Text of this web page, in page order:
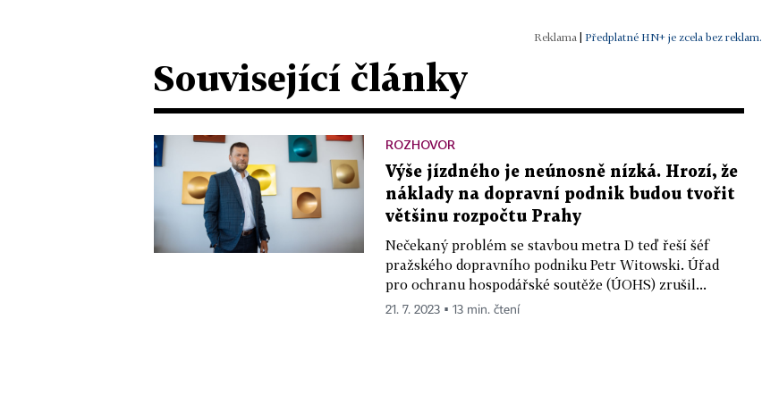
| Předplatné HN+ je zcela bez reklam.
Související články
ROZHOVOR
Výše jízdného je neúnosně nízká. Hrozí, že
náklady na dopravní podnik budou tvořit
většinu rozpočtu Prahy
Nečekaný problém se stavbou metra D teď řeší šéf
pražského dopravního podniku Petr Witowski. Úřad
pro ochranu hospodářské soutěže (ÚOHS) zrušil...
21. 7. 2023 ▪ 13 min. čtení